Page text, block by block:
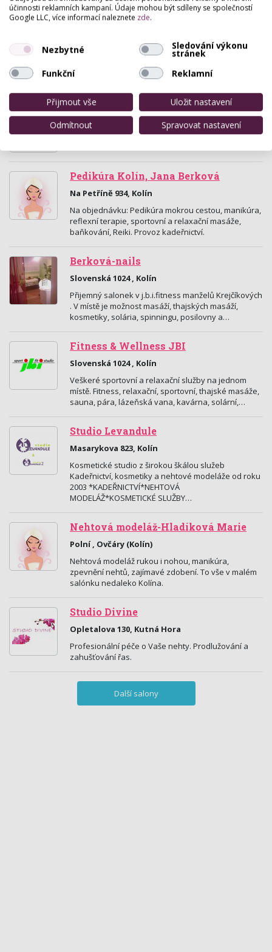
solárium…
Pražská 18 , Kolín
Náš salon pracuje s přírodní českou kosmetikou
značky RYOR.
TJ-kadeřnictví
Tovární 46, Kolín
Pedikúra Kolín, Jana Berková
Na Petříně 934, Kolín
Na objednávku: Pedikúra mokrou cestou, manikúra,
reflexní terapie, sportovní a relaxační masáže,
baňkování, Reiki. Provoz kadeřnictví.
Berková-nails
Slovenská 1024 , Kolín
Přijemný salonek v j.b.i.fitness manželů Krejčíkových
. V místě je možnost masáží, thajských masáží,
kosmetiky, solária, spinningu, posilovny a…
Fitness & Wellness JBI
Slovenská 1024 , Kolín
Veškeré sportovní a relaxační služby na jednom
místě. Fitness, relaxační, sportovní, thajské masáže,
sauna, pára, lázeňská vana, kavárna, solární,…
Studio Levandule
Masarykova 823, Kolín
Kosmetické studio z širokou škálou služeb
Kadeřnictví, kosmetiky a nehtové modeláže od roku
2003 *KADEŘNICTVÍ*NEHTOVÁ
MODELÁŽ*KOSMETICKÉ SLUŽBY…
Nehtová modeláž-Hladíková Marie
Polní , Ovčáry (Kolín)
Nehtová modeláž rukou i nohou, manikúra,
zpevnění nehtů, zajímavé zdobení. To vše v malém
salónku nedaleko Kolína.
Studio Divine
Opletalova 130, Kutná Hora
Profesionální péče o Vaše nehty. Prodlužování a
zahušťování řas.
Další salony
účinnosti reklamních kampaní. Údaje mohou být sdíleny se společností
Google LLC, více informací naleznete zde.
Nezbytné Sledování výkonu
stránek
Funkční
Reklamní
Přijmout vše
Uložit nastavení
Odmítnout
Spravovat nastavení